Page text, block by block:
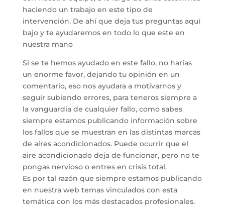
haciendo un trabajo en este tipo de
intervención. De ahí que deja tus preguntas aquí
bajo y te ayudaremos en todo lo que este en
nuestra mano
Si se te hemos ayudado en este fallo, no harías
un enorme favor, dejando tu opinión en un
comentario, eso nos ayudara a motivarnos y
seguir subiendo errores, para teneros siempre a
la vanguardia de cualquier fallo, como sabes
siempre estamos publicando información sobre
los fallos que se muestran en las distintas marcas
de aires acondicionados. Puede ocurrir que el
aire acondicionado deja de funcionar, pero no te
pongas nervioso o entres en crisis total.
Es por tal razón que siempre estamos publicando
en nuestra web temas vinculados con esta
temática con los más destacados profesionales.